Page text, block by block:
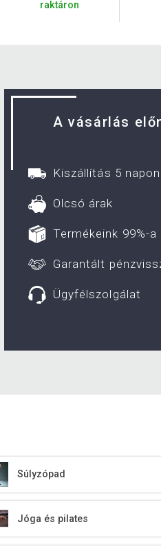
raktáron
A vásárlás
Kiszállítás 5
Olcsó árak
Termékeink 99%-a
Garantált
Ügyfélszolgálat
Súlyzópad
Jóga és pilates